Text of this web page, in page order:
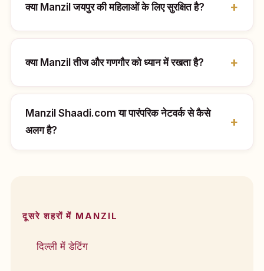
क्या Manzil जयपुर की महिलाओं के लिए सुरक्षित है?
क्या Manzil तीज और गणगौर को ध्यान में रखता है?
Manzil Shaadi.com या पारंपरिक नेटवर्क से कैसे
अलग है?
दूसरे शहरों में MANZIL
दिल्ली में डेटिंग